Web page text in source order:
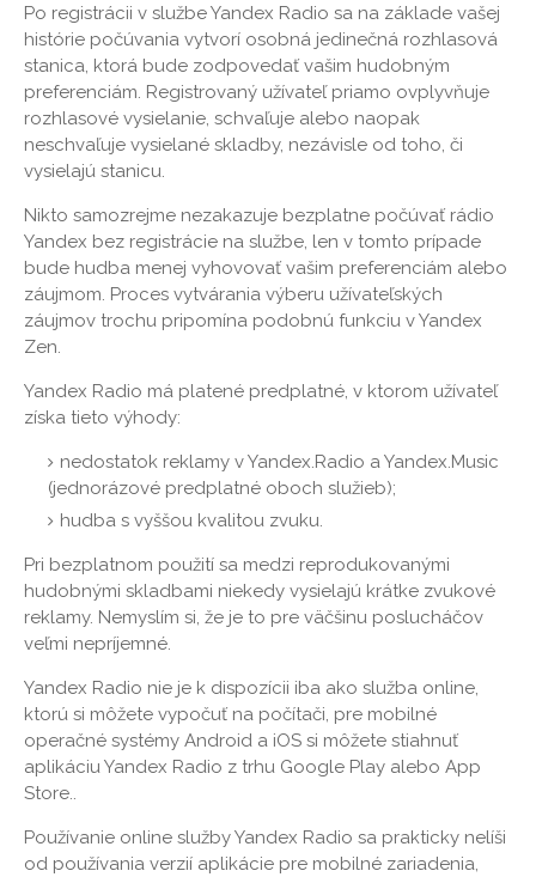
Po registrácii v službe Yandex Radio sa na základe vašej
histórie počúvania vytvorí osobná jedinečná rozhlasová
stanica, ktorá bude zodpovedať vašim hudobným
preferenciám. Registrovaný užívateľ priamo ovplyvňuje
rozhlasové vysielanie, schvaľuje alebo naopak
neschvaľuje vysielané skladby, nezávisle od toho, či
vysielajú stanicu.
Nikto samozrejme nezakazuje bezplatne počúvať rádio
Yandex bez registrácie na službe, len v tomto prípade
bude hudba menej vyhovovať vašim preferenciám alebo
záujmom. Proces vytvárania výberu užívateľských
záujmov trochu pripomína podobnú funkciu v Yandex
Zen.
Yandex Radio má platené predplatné, v ktorom užívateľ
získa tieto výhody:
nedostatok reklamy v Yandex.Radio a Yandex.Music
(jednorázové predplatné oboch služieb);
hudba s vyššou kvalitou zvuku.
Pri bezplatnom použití sa medzi reprodukovanými
hudobnými skladbami niekedy vysielajú krátke zvukové
reklamy. Nemyslím si, že je to pre väčšinu poslucháčov
veľmi nepríjemné.
Yandex Radio nie je k dispozícii iba ako služba online,
ktorú si môžete vypočuť na počítači, pre mobilné
operačné systémy Android a iOS si môžete stiahnuť
aplikáciu Yandex Radio z trhu Google Play alebo App
Store..
Používanie online služby Yandex Radio sa prakticky nelíši
od používania verzií aplikácie pre mobilné zariadenia,